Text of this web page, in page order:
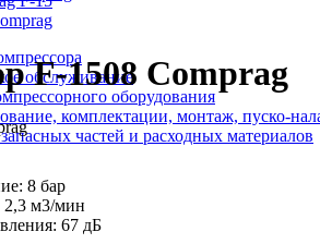
обслуживание
оборудования
комплектации, монтаж, пуско-
частей и расходных материалов
F-1508 Comprag
8 бар
2,3 м3/мин
67 дБ